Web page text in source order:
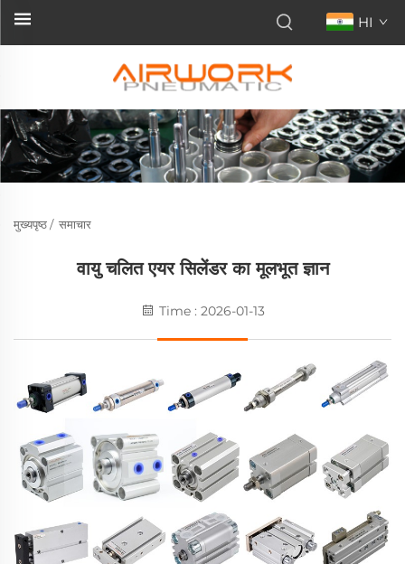
HI
मुख्यपृष्ठ/ समाचार
वायु चलित एयर सिलेंडर का मूलभूत ज्ञान
Time : 2026-01-13